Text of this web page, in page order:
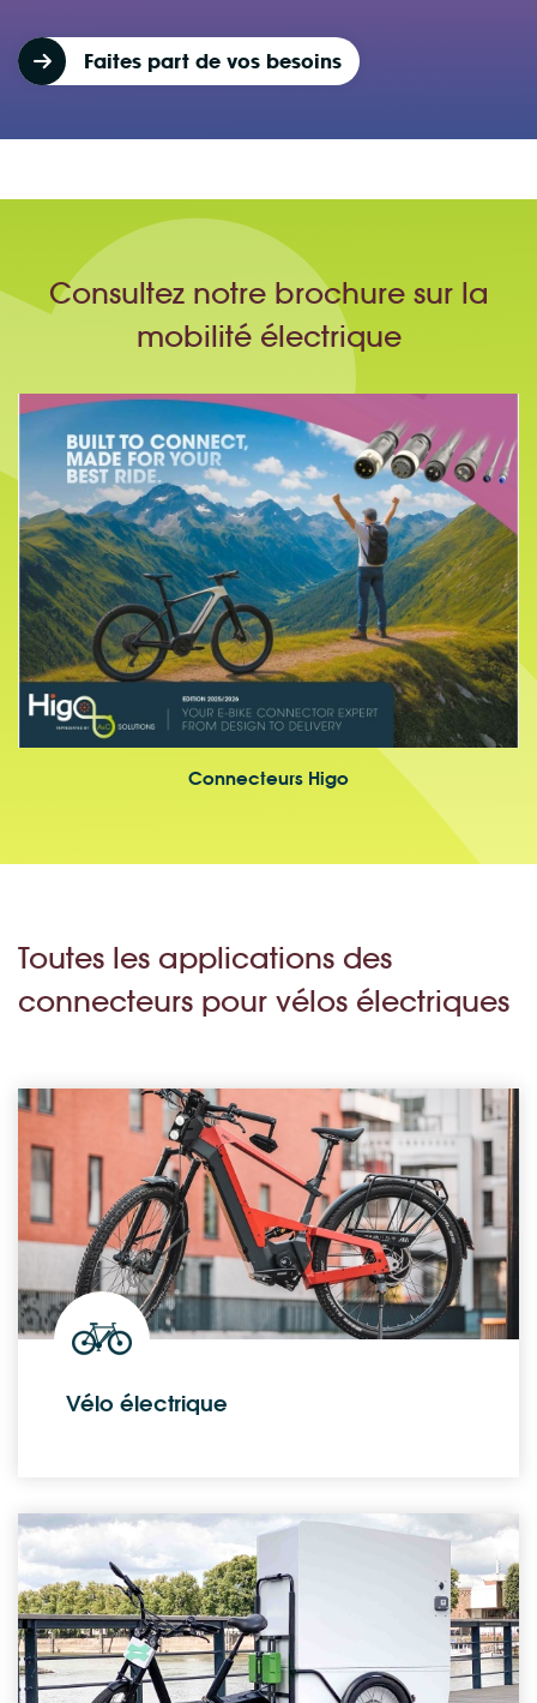
Faites part de vos besoins
Consultez notre brochure sur la
mobilité électrique
Connecteurs Higo
Toutes les applications des
connecteurs pour vélos électriques
Vélo électrique